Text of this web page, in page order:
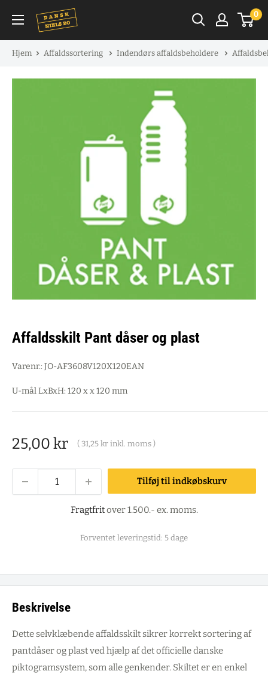
indhold
0
Hjem Affaldssortering Indendørs affaldsbeholdere
Affaldsskilt Pant dåser og plast
Varenr.: JO-AF3608V120X120EAN
U-mål LxBxH: 120 x x 120 mm
Salgspris
25,00 kr ( 31,25 kr inkl. moms )
Tilføj til indkøbskurv
Fragtfritover 1.500.- ex. moms.
Forventet leveringstid: 5 dage
Beskrivelse
Dette selvklæbende affaldsskilt sikrer korrekt sortering af
pantdåser og plast ved hjælp af det officielle danske
piktogramsystem, som alle genkender. Skiltet er en enkel